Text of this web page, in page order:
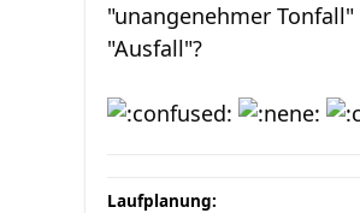
"unangenehmer
"Ausfall"?
Laufplanung: